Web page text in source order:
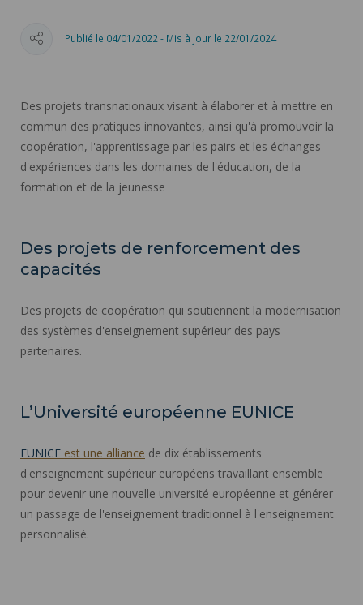
Publié le 04/01/2022 - Mis à jour le 22/01/2024
Des projets transnationaux visant à élaborer et à mettre en
commun des pratiques innovantes, ainsi qu'à promouvoir la
coopération, l'apprentissage par les pairs et les échanges
d'expériences dans les domaines de l'éducation, de la
formation et de la jeunesse
Des projets de renforcement des
capacités
Des projets de coopération qui soutiennent la modernisation
des systèmes d'enseignement supérieur des pays
partenaires.
L’Université européenne EUNICE
EUNICE est une alliance de dix établissements
d'enseignement supérieur européens travaillant ensemble
pour devenir une nouvelle université européenne et générer
un passage de l'enseignement traditionnel à l'enseignement
personnalisé.